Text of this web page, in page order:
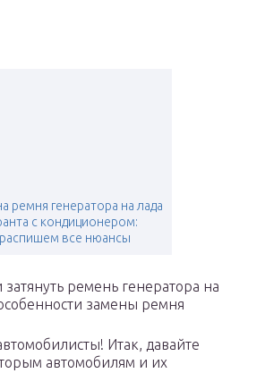
ремня генератора на лада
с кондиционером:
распишем все нюансы
ремень генератора на
замены ремня
Итак, давайте
автомобилям и их